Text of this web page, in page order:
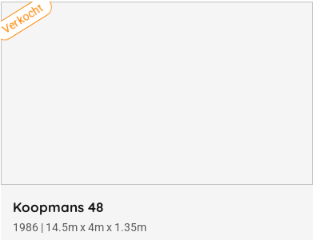
Verkocht
Koopmans 48
1986 | 14.5m x 4m x 1.35m